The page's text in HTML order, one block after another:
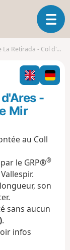
O
u
i
r
l
a
i
- Col d'Ares - Ronde du Canigó - Tour de Mir
-
Mir
au Coll
le GRP®®
son
sans aucun
.
infos